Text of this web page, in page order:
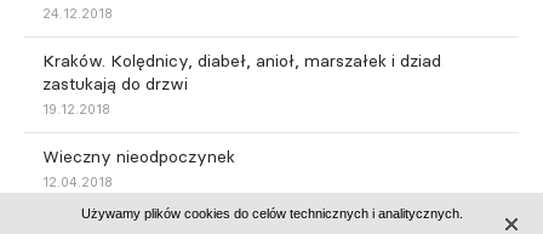
24.12.2018
Kraków. Kolędnicy, diabeł, anioł, marszałek i dziad
zastukają do drzwi
19.12.2018
Wieczny nieodpoczynek
12.04.2018
Używamy plików cookies do celów technicznych i analitycznych.